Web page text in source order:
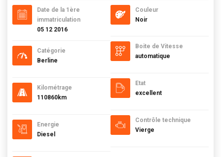
Date de la 1ère
immatriculation
05 12 2016
Catégorie
Berline
Kilométrage
110860km
Energie
Diesel
Couleur
Noir
Boite de Vitesse
automatique
Etat
excellent
Contrôle technique
Vierge